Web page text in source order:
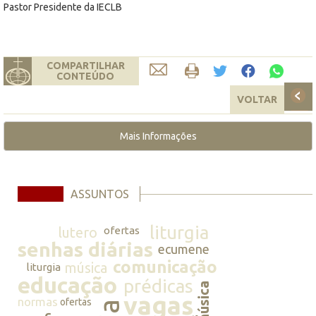
Pastor Presidente da IECLB
COMPARTILHAR
CONTEÚDO
VOLTAR
Mais Informações
ASSUNTOS
lutero ofertas liturgia
senhas diárias ecumene
liturgia música comunicação
educação prédicasmúsica
normas ofertas vagas